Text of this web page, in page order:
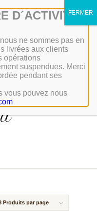
Pata
Produits par page
D´ACTIVITÉ
ne sommes pas en
livrées aux clients
opérations
suspendues. Merci
pendant ses
vous pouvez nous